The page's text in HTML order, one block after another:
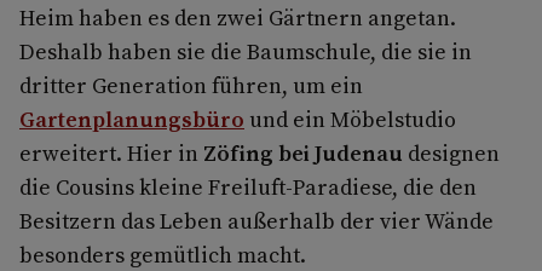
Heim haben es den zwei Gärtnern angetan.
Deshalb haben sie die Baumschule, die sie in
dritter Generation führen, um ein
Gartenplanungsbüro und ein Möbelstudio
erweitert. Hier in Zöfing bei Judenau designen
die Cousins kleine Freiluft-Paradiese, die den
Besitzern das Leben außerhalb der vier Wände
besonders gemütlich macht.